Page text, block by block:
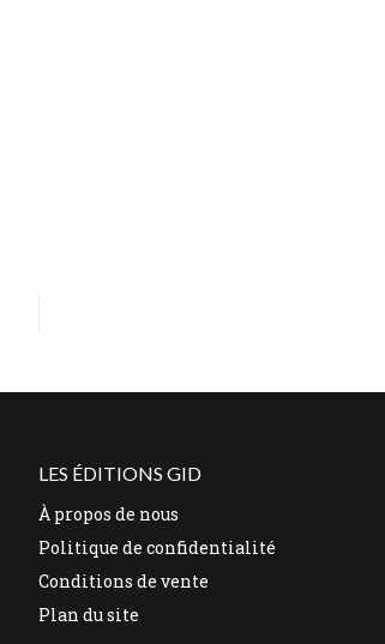
LES ÉDITIONS GID
À propos de nous
Politique de confidentialité
Conditions de vente
Plan du site